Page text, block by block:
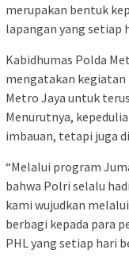
merupakan bentuk
lapangan yang setiap
Kabidhumas Polda
mengatakan
Metro Jaya untuk
Menurutnya,
imbauan, tetapi juga
“Melalui program
bahwa Polri selalu
kami wujudkan
berbagi kepada para
PHL yang setiap hari